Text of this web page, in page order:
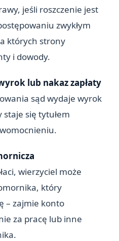
jeśli roszczenie jest
zwykłym
których strony
i dowody.
lub nakaz zapłaty
sąd wydaje wyrok
staje się tytułem
wierzyciel może
który
– zajmie konto
za pracę lub inne